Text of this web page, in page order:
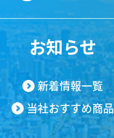
お知らせ
新着情報一覧
当社おすすめ商品